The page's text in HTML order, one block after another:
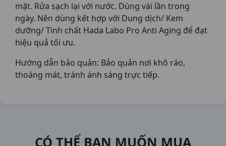
mặt. Rửa sạch lại với nước. Dùng vài lần trong
ngày. Nên dùng kết hợp với Dung dịch/ Kem
dưỡng/ Tinh chất Hada Labo Pro Anti Aging để đạt
hiệu quả tối ưu.
Hướng dẫn bảo quản: Bảo quản nơi khô ráo,
thoáng mát, tránh ánh sáng trực tiếp.
CÓ THỂ BẠN MUỐN MUA